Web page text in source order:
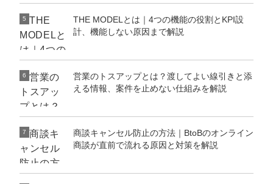
5
THE MODELとは｜4つの機能の役割とKPI設
計、機能しない原因まで解説
6
営業のトスアップとは？渡してよい線引きと添
える情報、案件を止めない仕組みを解説
7
商談キャンセル防止の方法｜BtoBのオンライン
商談が直前で流れる原因と対策を解説